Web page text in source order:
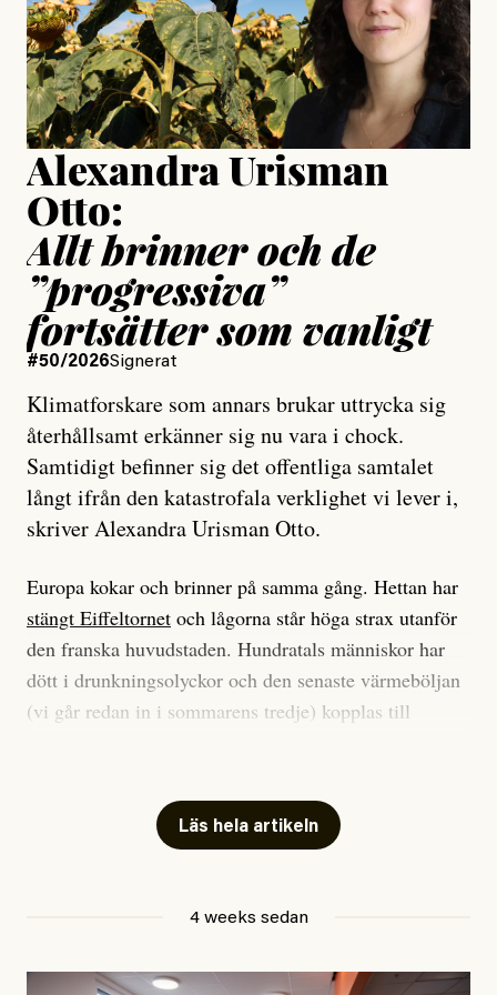
Jesper Lundby
Publicerad15 July, 2026
Uppdaterad15 July, 2026
Alexandra Urisman
Otto:
Allt brinner och de
”progressiva”
fortsätter som vanligt
#50/2026Signerat
Klimatforskare som annars brukar uttrycka sig
återhållsamt erkänner sig nu vara i chock.
Samtidigt befinner sig det offentliga samtalet
långt ifrån den katastrofala verklighet vi lever i,
skriver Alexandra Urisman Otto.
Europa kokar och brinner på samma gång. Hettan har
stängt Eiffeltornet och lågorna står höga strax utanför
den franska huvudstaden. Hundratals människor har
dött i drunkningsolyckor och den senaste värmeböljan
(vi går redan in i sommarens tredje) kopplas till
Har du också panik i hettan? Känns det som en
mardröm? Bra, allt annat vore fullständigt orimligt.
att han brukar vara ganska återhållsam när han
september 2023, när de globala temperaturerna för
Läs hela artikeln
4 weeks sedan